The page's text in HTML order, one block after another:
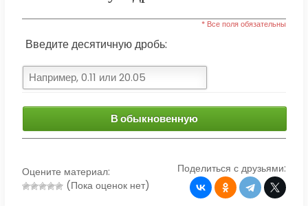
* Все поля обязательны
Введите десятичную дробь:
В обыкновенную
Оцените материал:
(Пока оценок нет)
Поделиться с друзьями: